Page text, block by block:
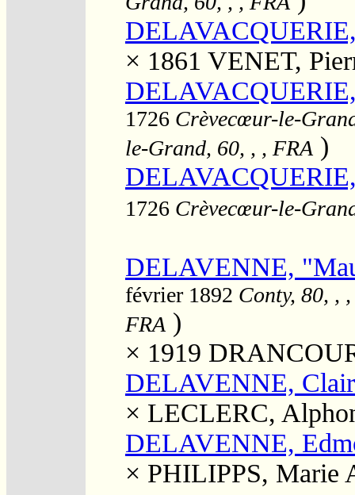
× 1861 VENET,
1726 Crèvecœur-le-
le-Grand, 60, , , FRA )
1726 Crèvecœur-le-
DELAVENNE,
février 1892 Conty, 80, ,
FRA )
× 1919
DELAVENNE,
× LECLERC,
DELAVENNE,
× PHILIPPS, Marie